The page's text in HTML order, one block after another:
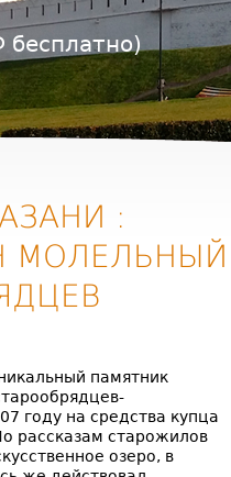
:
МОЛЕЛЬНЫЙ
памятник
году на средства купца
рассказам старожилов
озеро, в